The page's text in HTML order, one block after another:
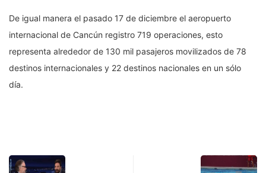
De igual manera el pasado 17 de diciembre el aeropuerto
internacional de Cancún registro 719 operaciones, esto
representa alrededor de 130 mil pasajeros movilizados de 78
destinos internacionales y 22 destinos nacionales en un sólo
día.